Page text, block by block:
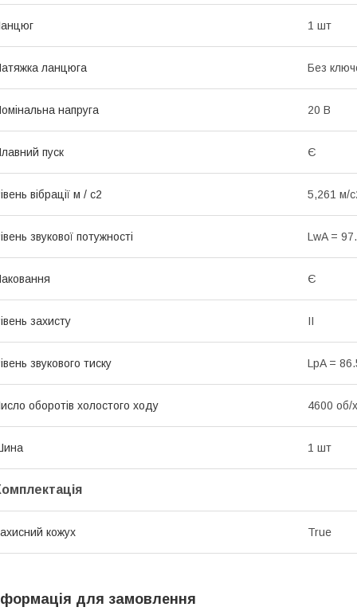
1 шт
ланцюга Без
напруга 20 В
пуск Є
вібрації м / с2 5,261 м/
звукової потужності LwA =
Є
захисту II
звукового тиску LpA =
оборотів холостого ходу 4600 об/
1 шт
кожух True
для замовлення